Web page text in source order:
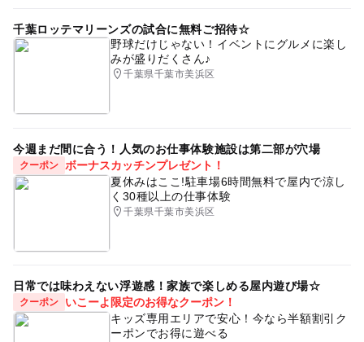
千葉ロッテマリーンズの試合に無料ご招待☆
野球だけじゃない！イベントにグルメに楽し
みが盛りだくさん♪
千葉県千葉市美浜区
今週まだ間に合う！人気のお仕事体験施設は第二部が穴場
クーポン
ボーナスカッチンプレゼント！
夏休みはここ!駐車場6時間無料で屋内で涼し
く30種以上の仕事体験
千葉県千葉市美浜区
日常では味わえない浮遊感！家族で楽しめる屋内遊び場☆
クーポン
いこーよ限定のお得なクーポン！
キッズ専用エリアで安心！今なら半額割引ク
ーポンでお得に遊べる